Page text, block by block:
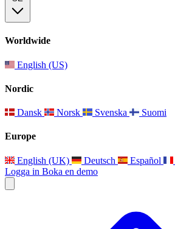
Worldwide
English (US)
Nordic
Dansk Norsk Svenska Suomi
Europe
English (UK) Deutsch Español
Logga in Boka en demo